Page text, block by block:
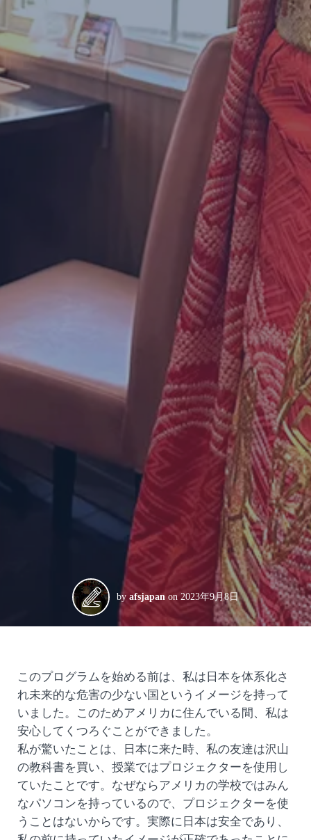
by afsjapan on2023年9月8日
このプログラムを始める前は、私は日本を体系化さ
れ未来的な危害の少ない国というイメージを持って
いました。このためアメリカに住んでいる間、私は
安心してくつろぐことができました。
私が驚いたことは、日本に来た時、私の友達は沢山
の教科書を買い、授業ではプロジェクターを使用し
ていたことです。なぜならアメリカの学校ではみん
なパソコンを持っているので、プロジェクターを使
うことはないからです。実際に日本は安全であり、